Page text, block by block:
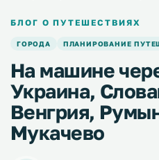
БЛОГ О ПУТЕШЕСТВИЯХ
ГОРОДА ПЛАНИРОВАНИЕ
На машине
Украина,
Венгрия,
Мукачево